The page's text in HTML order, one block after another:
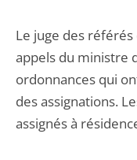
Le juge des référés
appels du ministre
ordonnances qui
des assignations.
assignés à